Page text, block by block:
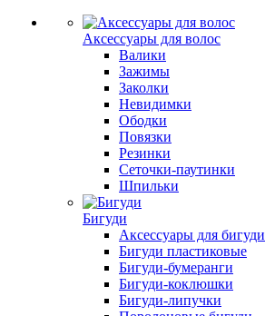
Аксессуары для волос
Валики
Зажимы
Заколки
Невидимки
Ободки
Повязки
Резинки
Сеточки-паутинки
Шпильки
Бигуди
Аксессуары для бигуди
Бигуди пластиковые
Бигуди-бумеранги
Бигуди-коклюшки
Бигуди-липучки